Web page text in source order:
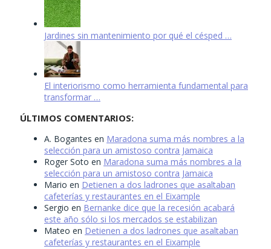
Jardines sin mantenimiento por qué el césped …
El interiorismo como herramienta fundamental para
transformar …
ÚLTIMOS COMENTARIOS:
A. Bogantes en Maradona suma más nombres a la
selección para un amistoso contra Jamaica
Roger Soto en Maradona suma más nombres a la
selección para un amistoso contra Jamaica
Mario en Detienen a dos ladrones que asaltaban
cafeterías y restaurantes en el Eixample
Sergio en Bernanke dice que la recesión acabará
este año sólo si los mercados se estabilizan
Mateo en Detienen a dos ladrones que asaltaban
cafeterías y restaurantes en el Eixample